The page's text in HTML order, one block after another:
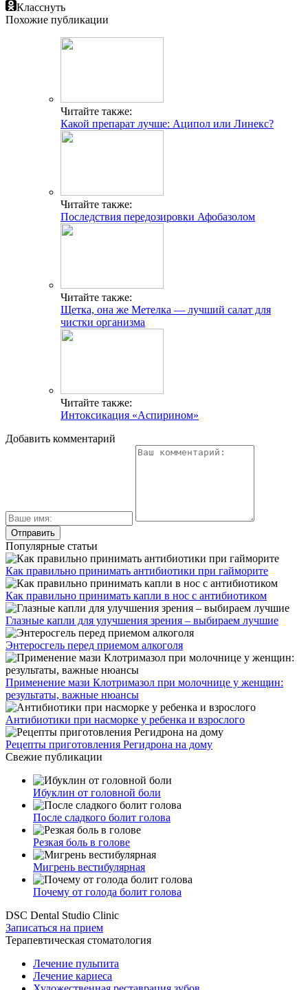
Класснуть
Похожие публикации
Читайте также:
Какой препарат лучше: Аципол или Линекс?
Читайте также:
Последствия передозировки Афобазолом
Читайте также:
Щетка, она же Метелка — лучший салат для
чистки организма
Читайте также:
Интоксикация «Аспирином»
Добавить комментарий
Популярные статьи
Как правильно принимать антибиотики при гайморите
Как правильно принимать капли в нос с антибиотиком
Глазные капли для улучшения зрения – выбираем лучшие
Энтеросгель перед приемом алкоголя
Применение мази Клотримазол при молочнице у женщин:
результаты, важные нюансы
Антибиотики при насморке у ребенка и взрослого
Рецепты приготовления Регидрона на дому
Свежие публикации
Ибуклин от головной боли
После сладкого болит голова
Резкая боль в голове
Мигрень вестибулярная
Почему от голода болит голова
DSC Dental Studio Clinic
Записаться на прием
Терапевтическая стоматология
Лечение пульпита
Лечение кариеса